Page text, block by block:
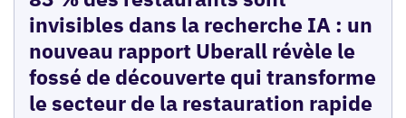
invisibles dans la recherche IA : un
nouveau rapport Uberall révèle le
fossé de découverte qui transforme
le secteur de la restauration rapide